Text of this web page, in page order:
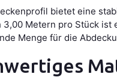
bietet eine
3,00 Metern pro Stück ist
Menge für die